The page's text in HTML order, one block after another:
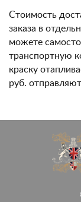
Стоимость
заказа в
можете
транспортную
краску
руб.